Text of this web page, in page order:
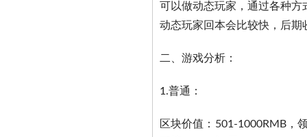
可以做动态玩家，通过各种
动态玩家回本会比较快，后
二、游戏分析：
1.普通：
区块价值：501-1000RMB，